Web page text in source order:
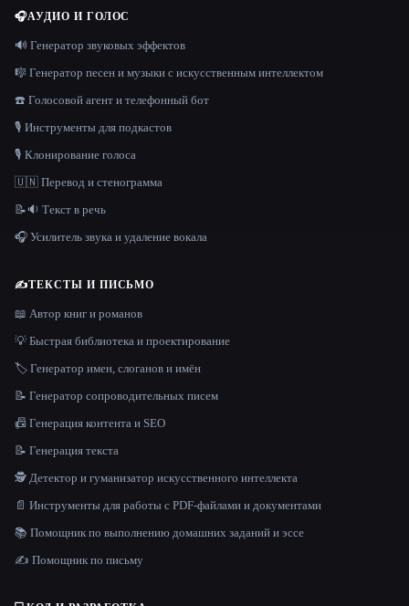
🎧АУДИО И ГОЛОС
🔊 Генератор звуковых эффектов
🎼 Генератор песен и музыки с искусственным интеллектом
☎️ Голосовой агент и телефонный бот
🎙️ Инструменты для подкастов
🎙️ Клонирование голоса
🇺🇳 Перевод и стенограмма
📝🔉 Текст в речь
🎧 Усилитель звука и удаление вокала
✍️ТЕКСТЫ И ПИСЬМО
📖 Автор книг и романов
💡 Быстрая библиотека и проектирование
🏷️ Генератор имен, слоганов и имён
📝 Генератор сопроводительных писем
📠 Генерация контента и SEO
📝 Генерация текста
🕵️ Детектор и гуманизатор искусственного интеллекта
📄 Инструменты для работы с PDF-файлами и документами
📚 Помощник по выполнению домашних заданий и эссе
✍️ Помощник по письму